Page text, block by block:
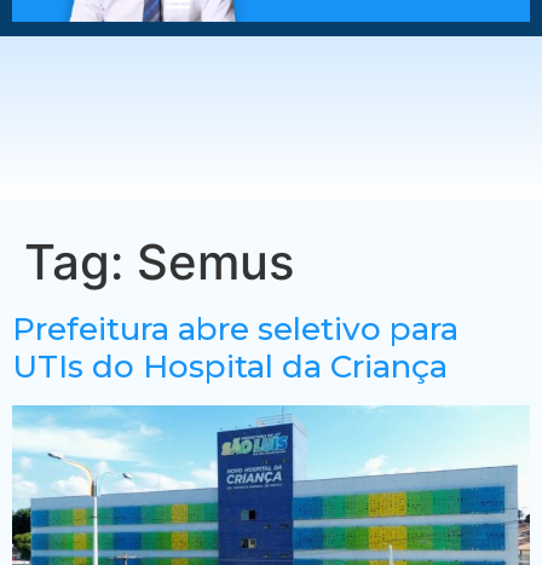
Tag: Semus
Prefeitura abre seletivo para
UTIs do Hospital da Criança